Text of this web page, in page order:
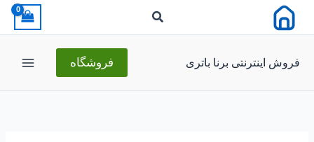
فروش اینترنتی برنا باتری فروشگاه